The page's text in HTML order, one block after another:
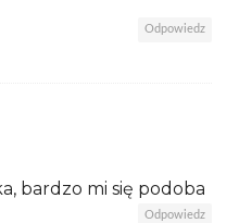
Odpowiedz
bardzo mi się podoba
Odpowiedz